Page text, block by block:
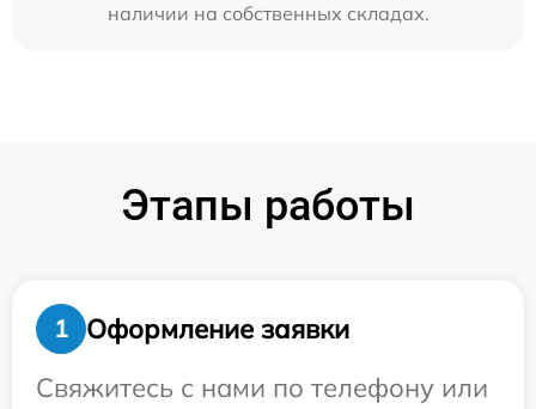
наличии на собственных складах.
Этапы работы
1
Оформление заявки
Свяжитесь с нами по телефону или